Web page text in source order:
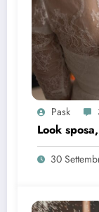
Pask
Look
30